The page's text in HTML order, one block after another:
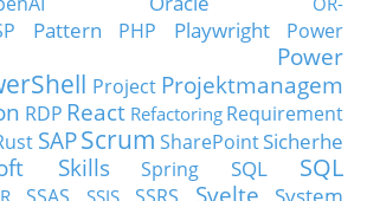
Pattern PHP Playwright
Power
Power
Project Projektmanagem
RDP React Refactoring Requirement
SAPScrum SharePointSicherhe
Skills Spring SQL
SQL
Svelte